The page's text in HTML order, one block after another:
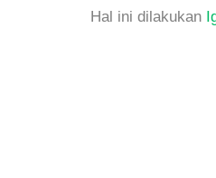
Hal ini dilakukan